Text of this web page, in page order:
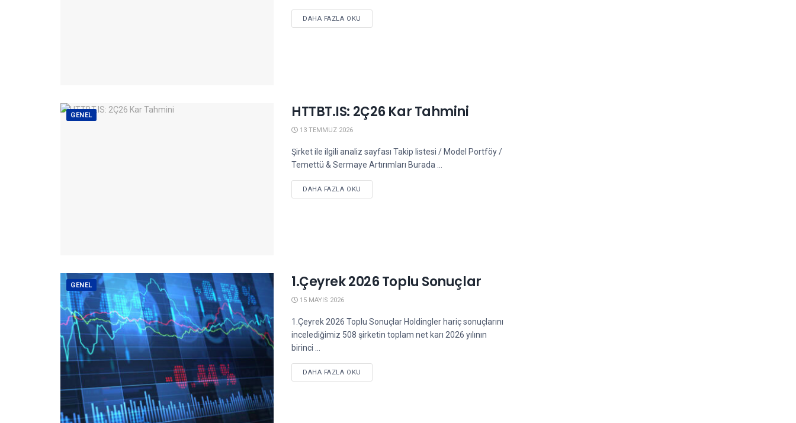
DAHA FAZLA OKU
GENEL HTTBT.IS: 2Ç26 Kar Tahmini
13 TEMMUZ 2026
Şirket ile ilgili analiz sayfası Takip listesi / Model Portföy /
Temettü & Sermaye Artırımları Burada ...
DAHA FAZLA OKU
GENEL 1.Çeyrek 2026 Toplu Sonuçlar
15 MAYIS 2026
1.Çeyrek 2026 Toplu Sonuçlar Holdingler hariç sonuçlarını
incelediğimiz 508 şirketin toplam net karı 2026 yılının
birinci ...
DAHA FAZLA OKU